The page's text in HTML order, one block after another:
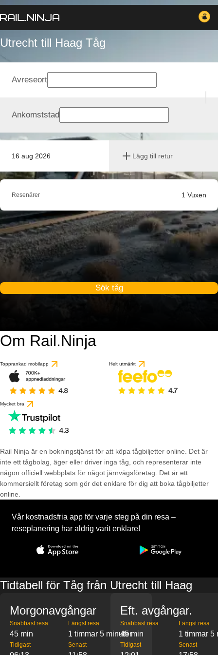
Utrecht till Haag Tåg
16 aug 2026 Lägg till retur
Avreseort
Ankomststad
Resenärer 1 Vuxen
Sök tåg
Om Rail.Ninja
Topprankad mobilapp Helt utmärkt
Mycket bra
Rail Ninja är en bokningstjänst för att köpa tågbiljetter online. Det är
inte ett tågbolag, äger eller driver inga tåg, och representerar inte
någon officiell webbplats för något järnvägsföretag. Det är ett
kommersiellt företag som gör det enklare för dig att boka tågbiljetter
online.
Vår kostnadsfria app för varje steg på din resa –
reseplanering har aldrig varit enklare!
Tidtabell för Tåg från Utrecht till Haag
Morgonavgångar
Snabbast resa
45 min
Längst resa
1 timmar 5 minuter
Tidigast Senast
Eft. avgångar.
Snabbast resa
45 min
Längst resa
1 timmar 5
Tidigast Senast